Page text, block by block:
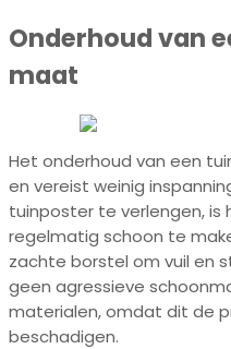
Onderhoud van
maat
Het onderhoud van een
en vereist weinig
tuinposter te verlengen, is
regelmatig schoon te
zachte borstel om vuil en
geen agressieve
materialen, omdat dit de
beschadigen.